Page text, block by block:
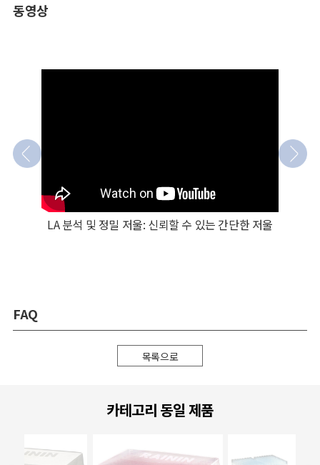
동영상
LA 분석 및 정밀 저울: 신뢰할 수 있는 간단한 저울
FAQ
목록으로
카테고리 동일 제품